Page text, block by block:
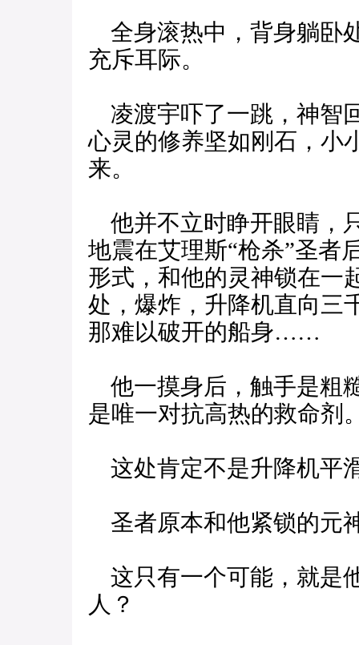
全身滚热中，背身躺卧
充斥耳际。
凌渡宇吓了一跳，神智
心灵的修养坚如刚石，小
来。
他并不立时睁开眼睛，
地震在艾理斯“枪杀”圣者
形式，和他的灵神锁在一
处，爆炸，升降机直向三
那难以破开的船身……
他一摸身后，触手是粗
是唯一对抗高热的救命剂
这处肯定不是升降机平
圣者原本和他紧锁的元
这只有一个可能，就是
人？